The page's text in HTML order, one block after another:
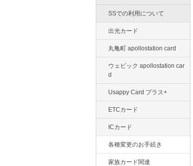
SSでの利用について
出光カード
丸亀町 apollostation card
ウェビック apollostation car
d
Usappy Card プラス+
ETCカード
ICカード
各種変更のお手続き
家族カード関連